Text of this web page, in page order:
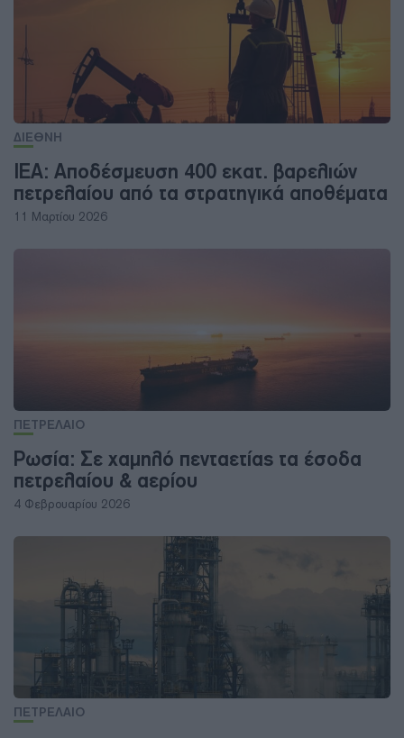
ΔΙΕΘΝΗ
ΙΕΑ: Αποδέσμευση 400 εκατ. βαρελιών
πετρελαίου από τα στρατηγικά αποθέματα
11 Μαρτίου 2026
ΠΕΤΡΕΛΑΙΟ
Ρωσία: Σε χαμηλό πενταετίας τα έσοδα
πετρελαίου & αερίου
4 Φεβρουαρίου 2026
ΠΕΤΡΕΛΑΙΟ